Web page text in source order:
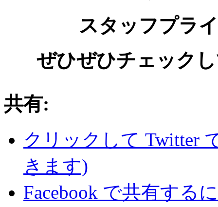
スタッフプラ
ぜひぜひチェック
共有:
クリックして Twitter
きます)
Facebook で共有する